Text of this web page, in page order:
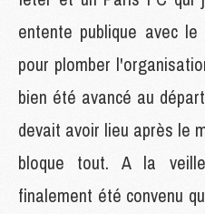
entente publique avec
pour plomber
bien été avancé au
devait avoir lieu après le
bloque tout. A la
finalement été convenu